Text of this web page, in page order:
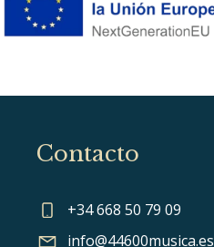
Contacto
+34 668 50 79 09
info@44600musica.es